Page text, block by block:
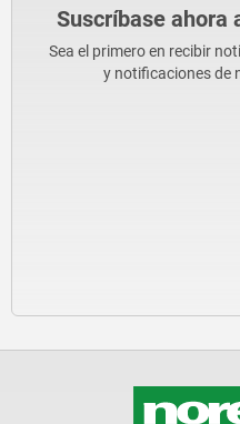
Suscríbase ahora
Sea el primero en recibir
y notificaciones de